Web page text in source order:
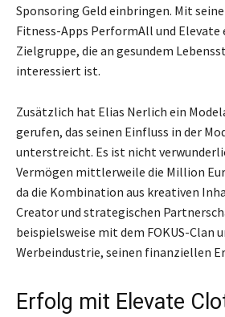
Sponsoring Geld einbringen. Mit
Fitness-Apps PerformAll und
Zielgruppe, die an gesundem
interessiert ist.
Zusätzlich hat Elias Nerlich ein
gerufen, das seinen Einfluss in der
unterstreicht. Es ist nicht
Vermögen mittlerweile die Million
da die Kombination aus kreativen
Creator und strategischen
beispielsweise mit dem FOKUS-Clan
Werbeindustrie, seinen finanziellen
Erfolg mit Elevate